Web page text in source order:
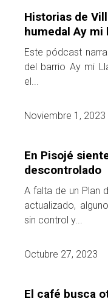
Historias de
humedal Ay mi
Este pódcast
del barrio Ay mi
el...
Noviembre 1, 2023
En Pisojé
descontrolado
A falta de un Plan
actualizado,
sin control y...
Octubre 27, 2023
El café busca